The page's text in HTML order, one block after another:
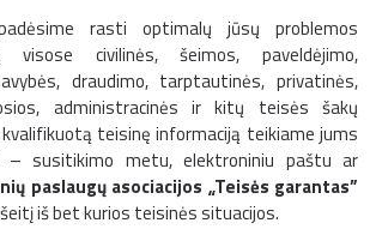
rasti optimalų jūsų problemos
visose civilinės, šeimos, paveldėjimo,
draudimo, tarptautinės, privatinės,
administracinės ir kitų teisės šakų
teisinę informaciją teikiame jums
– susitikimo metu, elektroniniu paštu ar
paslaugų asociacijos „Teisės garantas”
iš bet kurios teisinės situacijos.